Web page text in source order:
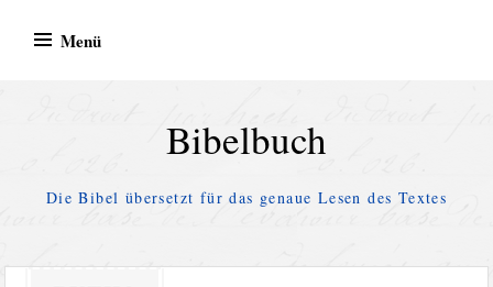
Inhalt
Menü
Bibelbuch
Die Bibel übersetzt für das genaue Lesen des Textes